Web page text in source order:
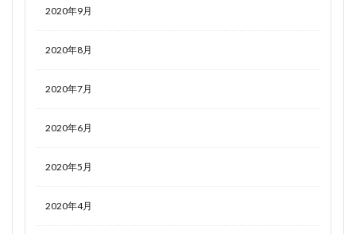
2020年9月
2020年8月
2020年7月
2020年6月
2020年5月
2020年4月